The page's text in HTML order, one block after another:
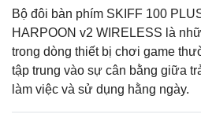
Bộ đôi bàn phím SKIFF 100
HARPOON v2 WIRELESS là
trong dòng thiết bị chơi game
tập trung vào sự cân bằng giữa
làm việc và sử dụng hằng ngày.